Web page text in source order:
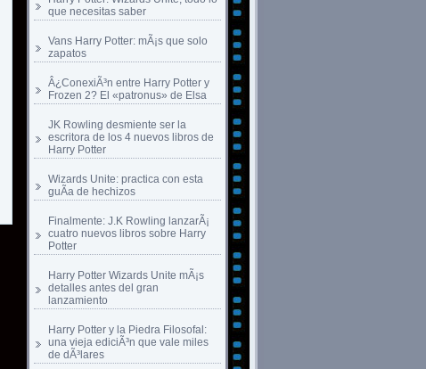
que necesitas saber
Vans Harry Potter: mÃ¡s que solo
zapatos
Â¿ConexiÃ³n entre Harry Potter y
Frozen 2? El «patronus» de Elsa
JK Rowling desmiente ser la
escritora de los 4 nuevos libros de
Harry Potter
Wizards Unite: practica con esta
guÃ­a de hechizos
Finalmente: J.K Rowling lanzarÃ¡
cuatro nuevos libros sobre Harry
Potter
Harry Potter Wizards Unite mÃ¡s
detalles antes del gran
lanzamiento
Harry Potter y la Piedra Filosofal:
una vieja ediciÃ³n que vale miles
de dÃ³lares